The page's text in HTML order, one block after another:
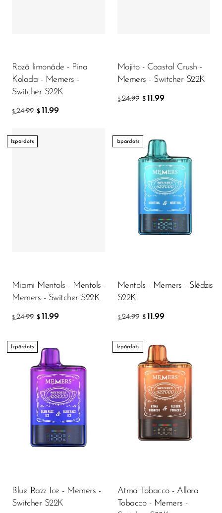
Rozā limonāde - Pina
Kolada - Memers -
Switcher S22K
$ 24.99 $ 11.99
Mojito - Coastal Crush -
Memers - Switcher S22K
$ 24.99 $ 11.99
Izpārdots
Miami Mentols - Mentols -
Memers - Switcher S22K
$ 24.99 $ 11.99
Izpārdots
Mentols - Memers - Slēdzis
S22K
$ 24.99 $ 11.99
Izpārdots
Blue Razz Ice - Memers -
Switcher S22K
Izpārdots
Atma Tobacco - Allora
Tobacco - Memers -